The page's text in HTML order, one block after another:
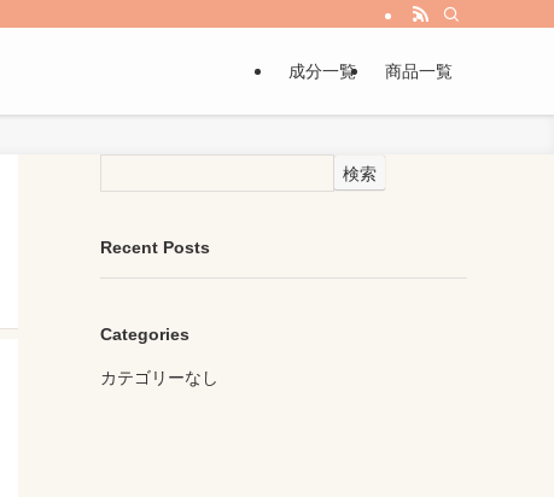
成分一覧 商品一覧
検索
Recent Posts
Categories
カテゴリーなし